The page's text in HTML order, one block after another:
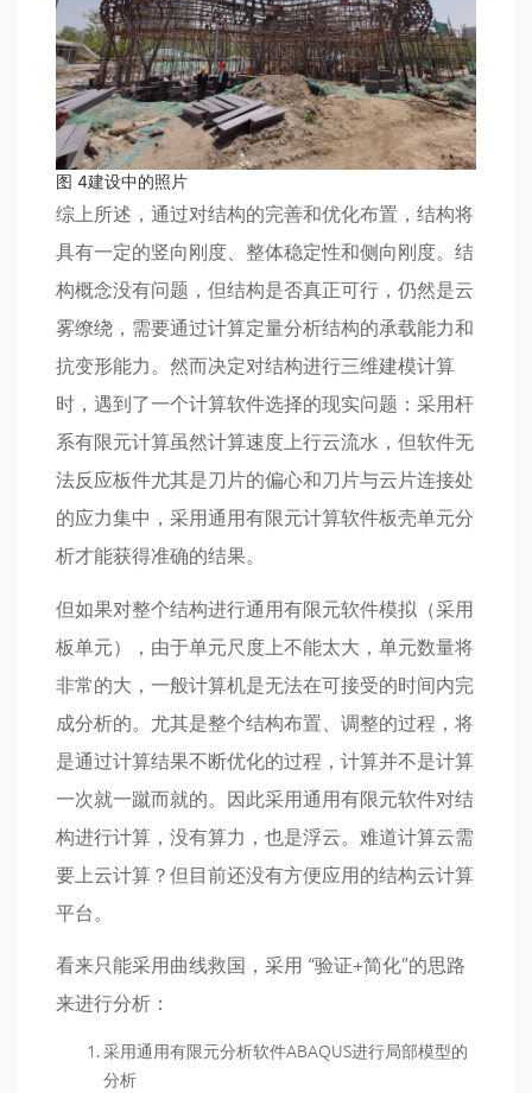
图 4建设中的照片
综上所述，通过对结构的完善和优化布置，结构将
具有一定的竖向刚度、整体稳定性和侧向刚度。结
构概念没有问题，但结构是否真正可行，仍然是云
雾缭绕，需要通过计算定量分析结构的承载能力和
抗变形能力。然而决定对结构进行三维建模计算
时，遇到了一个计算软件选择的现实问题：采用杆
系有限元计算虽然计算速度上行云流水，但软件无
法反应板件尤其是刀片的偏心和刀片与云片连接处
的应力集中，采用通用有限元计算软件板壳单元分
析才能获得准确的结果。
但如果对整个结构进行通用有限元软件模拟（采用
板单元），由于单元尺度上不能太大，单元数量将
非常的大，一般计算机是无法在可接受的时间内完
成分析的。尤其是整个结构布置、调整的过程，将
是通过计算结果不断优化的过程，计算并不是计算
一次就一蹴而就的。因此采用通用有限元软件对结
构进行计算，没有算力，也是浮云。难道计算云需
要上云计算？但目前还没有方便应用的结构云计算
平台。
看来只能采用曲线救国，采用 “验证+简化”的思路
来进行分析：
采用通用有限元分析软件ABAQUS进行局部模型的
分析